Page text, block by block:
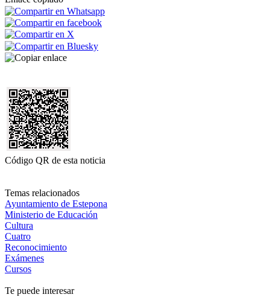
Código QR de esta noticia
Temas relacionados
Ayuntamiento de Estepona
Ministerio de Educación
Cultura
Cuatro
Reconocimiento
Exámenes
Cursos
Te puede interesar